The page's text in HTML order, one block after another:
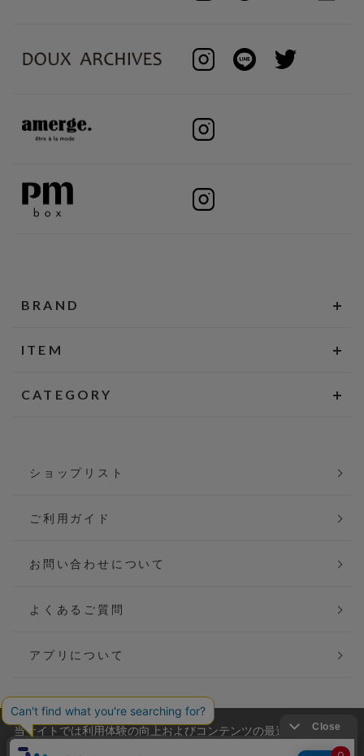
BRAND
ITEM
CATEGORY
ショップリスト
ご利用ガイド
お問い合わせについて
よくあるご質問
アプリについて
会社概要
当サイトでは利用体験の向上およびコンテンツの最適な提供、ト
ラフィックの分析を目的としてCookieを使用しています。